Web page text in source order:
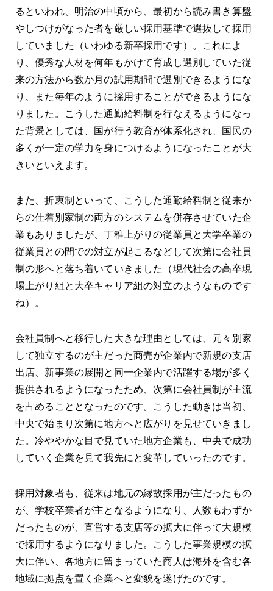
るといわれ、明治の中頃から、最初から読み書き算盤
やしつけがなった者を厳しい採用基準で選抜して採用
していました（いわゆる新卒採用です）。これによ
り、優秀な人材を何年もかけて育成し選別していた従
来の方法から数か月の試用期間で選別できるようにな
り、また毎年のように採用することができるようにな
りました。こうした通勤給料制を行なえるようになっ
た背景としては、国が行う教育が体系化され、国民の
多くが一定の学力を身につけるようになったことが大
きいといえます。
また、折衷制といって、こうした通勤給料制と従来か
らの仕着別家制の両方のシステムを併存させていた企
業もありましたが、丁稚上がりの従業員と大学卒業の
従業員との間での対立が起こるなどして次第に会社員
制の形へと落ち着いていきました（現代社会の高卒現
場上がり組と大卒キャリア組の対立のようなものです
ね）。
会社員制へと移行した大きな理由としては、元々別家
して独立するのが主だった商売が企業内で新規の支店
出店、新事業の展開と同一企業内で活躍する場が多く
提供されるようになったため、次第に会社員制が主流
を占めることとなったのです。こうした動きは当初、
中央で始まり次第に地方へと広がりを見せていきまし
た。冷ややかな目で見ていた地方企業も、中央で成功
していく企業を見て我先にと変革していったのです。
採用対象者も、従来は地元の縁故採用が主だったもの
が、学校卒業者が主となるようになり、人数もわずか
だったものが、直営する支店等の拡大に伴って大規模
で採用するようになりました。こうした事業規模の拡
大に伴い、各地方に留まっていた商人は海外を含む各
地域に拠点を置く企業へと変貌を遂げたのです。